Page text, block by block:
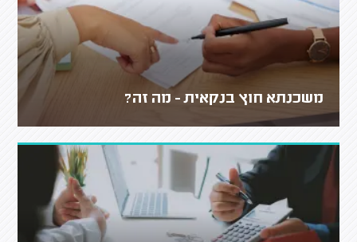
משכנתא חוץ בנקאית - מה זה?